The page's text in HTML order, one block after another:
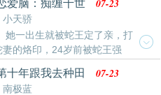
用来刷突破材料的周本常驻boss?
！只要给收割人气，就能够影响世
运！桃夭思维一下子就清醒了。自
子得人心。直接开刀！于是乎，
爱脑：痴缠千世
小天骄
07-23
她一出生就被蛇王定了亲，打
妻的烙印，24岁前被蛇王强
家欠蛇王的，只有嫁蛇王才能保
十年跟我去种田
南极蓝
07-23